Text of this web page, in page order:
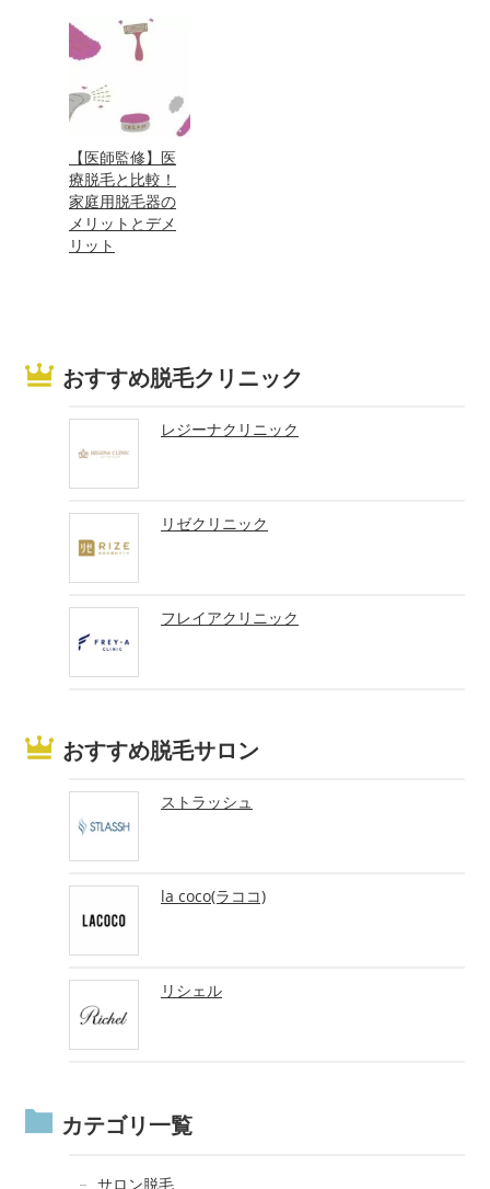
【医師監修】医
療脱毛と比較！
家庭用脱毛器の
メリットとデメ
リット
おすすめ脱毛クリニック
レジーナクリニック
リゼクリニック
フレイアクリニック
おすすめ脱毛サロン
ストラッシュ
la coco(ラココ)
リシェル
カテゴリ一覧
サロン脱毛